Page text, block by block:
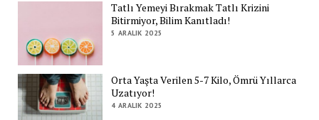
Tatlı Yemeyi Bırakmak Tatlı Krizini
Bitirmiyor, Bilim Kanıtladı!
5 ARALIK 2025
Orta Yaşta Verilen 5-7 Kilo, Ömrü Yıllarca
Uzatıyor!
4 ARALIK 2025